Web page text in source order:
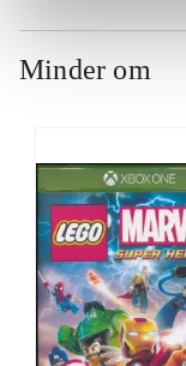
Minder om